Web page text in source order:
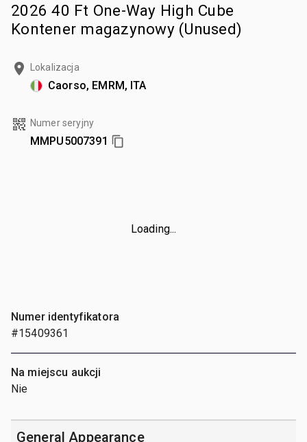
2026 40 Ft One-Way High Cube
Kontener magazynowy (Unused)
Lokalizacja
Caorso, EMRM, ITA
Numer seryjny
MMPU5007391
Loading...
Numer identyfikatora
#15409361
Na miejscu aukcji
Nie
General Appearance